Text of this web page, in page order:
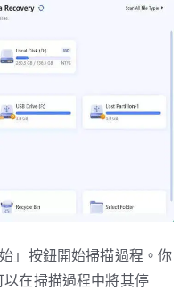
」按鈕開始掃描過程。你
在掃描過程中將其停